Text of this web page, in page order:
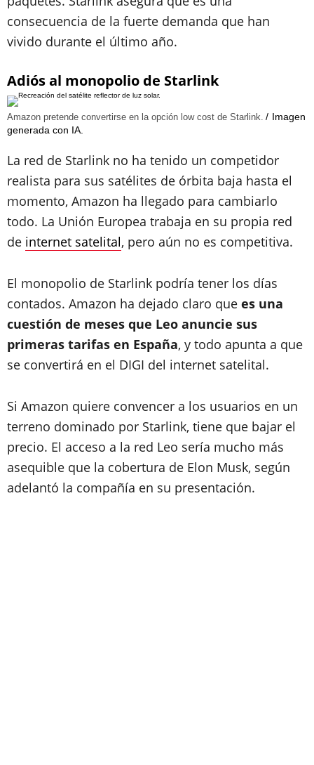
consecuencia de la fuerte demanda que han
vivido durante el último año.
Adiós al monopolio de Starlink
Amazon pretende convertirse en la opción low cost de Starlink.
Imagen
generada con IA.
La red de Starlink no ha tenido un competidor
realista para sus satélites de órbita baja hasta el
momento, Amazon ha llegado para cambiarlo
todo. La Unión Europea trabaja en su propia red
de internet satelital, pero aún no es competitiva.
El monopolio de Starlink podría tener los días
contados. Amazon ha dejado claro que es una
cuestión de meses que Leo anuncie sus
primeras tarifas en España, y todo apunta a que
se convertirá en el DIGI del internet satelital.
Si Amazon quiere convencer a los usuarios en un
terreno dominado por Starlink, tiene que bajar el
precio. El acceso a la red Leo sería mucho más
asequible que la cobertura de Elon Musk, según
adelantó la compañía en su presentación.